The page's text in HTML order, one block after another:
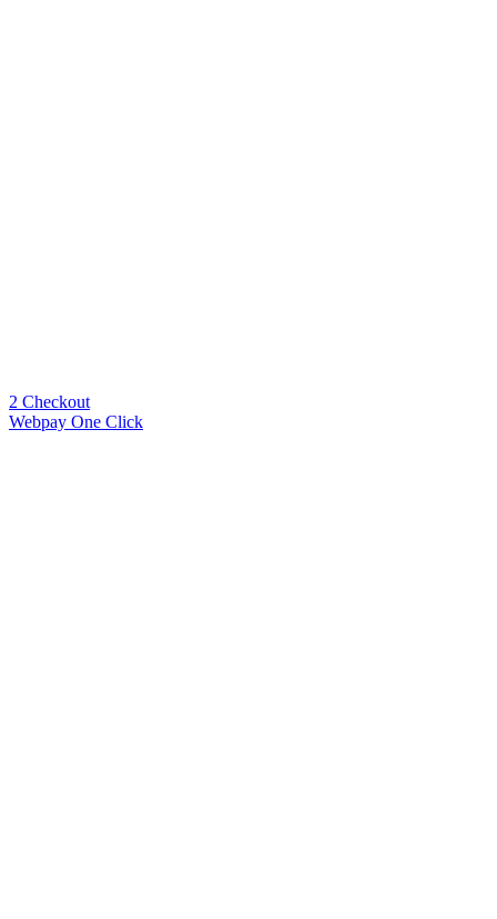
2 Checkout
Webpay One Click